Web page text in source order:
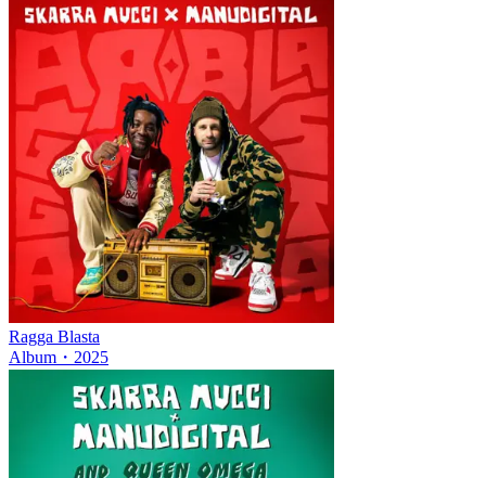
Ragga Blasta
Album ・ 2025